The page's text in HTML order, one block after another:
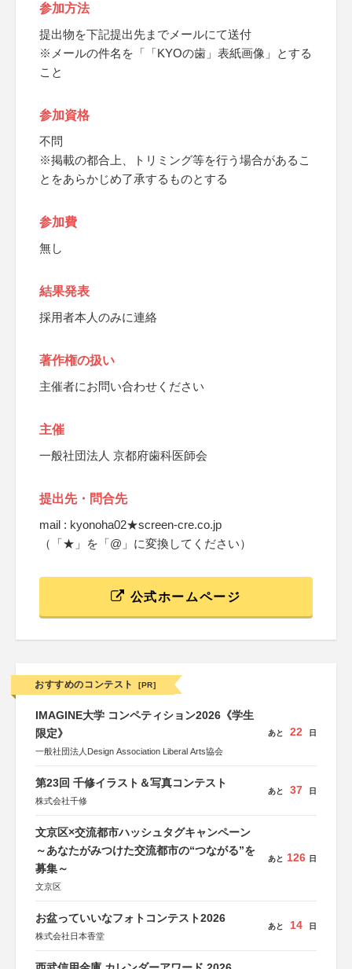
参加方法
提出物を下記提出先までメールにて送付
※メールの件名を「「KYOの歯」表紙画像」とする
こと
参加資格
不問
※掲載の都合上、トリミング等を行う場合があるこ
とをあらかじめ了承するものとする
参加費
無し
結果発表
採用者本人のみに連絡
著作権の扱い
主催者にお問い合わせください
主催
一般社団法人 京都府歯科医師会
提出先・問合先
mail : kyonoha02★screen-cre.co.jp
（「★」を「@」に変換してください）
公式ホームページ
おすすめのコンテスト [PR]
IMAGINE大学 コンペティション2026《学生
限定》
一般社団法人Design Association Liberal Arts協会
あと 22 日
第23回 千修イラスト＆写真コンテスト
株式会社千修
あと 37 日
文京区×交流都市ハッシュタグキャンペーン
～あなたがみつけた交流都市の“つながる”を
募集～
文京区
あと 126 日
お盆っていいなフォトコンテスト2026
株式会社日本香堂
あと 14 日